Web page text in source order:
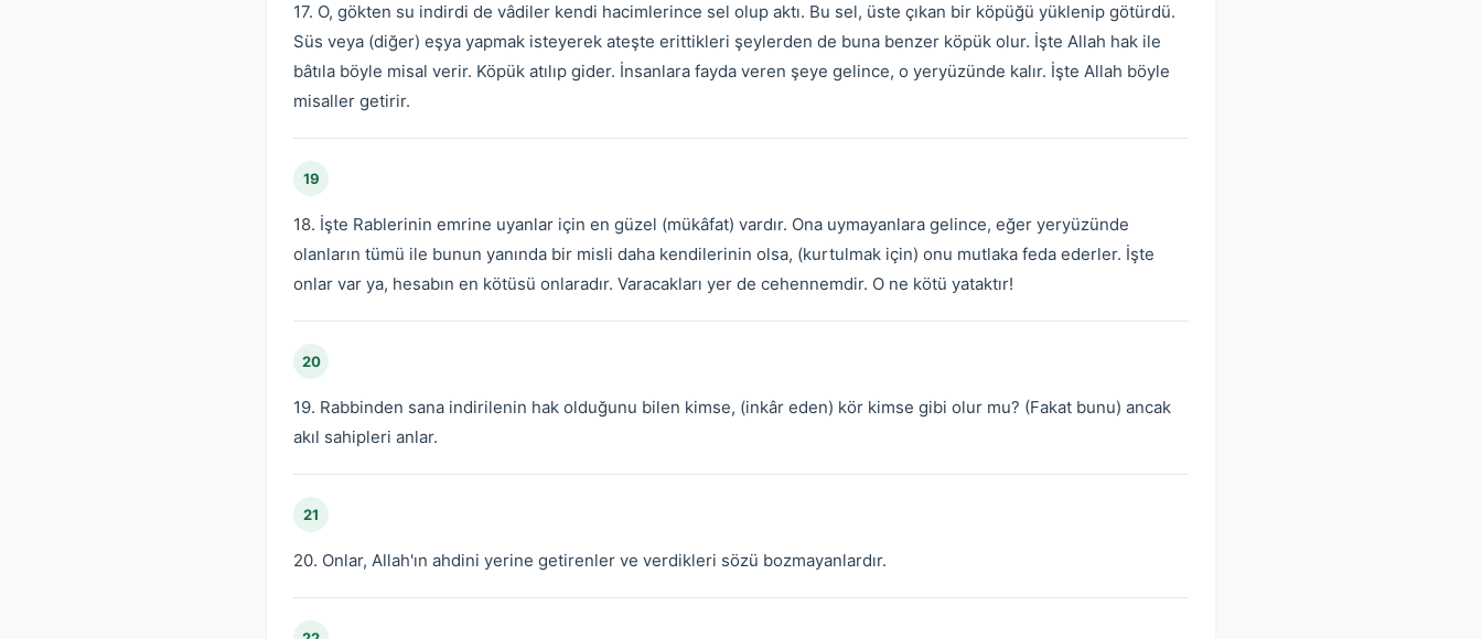
17. O, gökten su indirdi de vâdiler kendi hacimlerince sel olup aktı. Bu sel, üste çıkan bir köpüğü yüklenip götürdü.
Süs veya (diğer) eşya yapmak isteyerek ateşte erittikleri şeylerden de buna benzer köpük olur. İşte Allah hak ile
bâtıla böyle misal verir. Köpük atılıp gider. İnsanlara fayda veren şeye gelince, o yeryüzünde kalır. İşte Allah böyle
misaller getirir.
19
18. İşte Rablerinin emrine uyanlar için en güzel (mükâfat) vardır. Ona uymayanlara gelince, eğer yeryüzünde
olanların tümü ile bunun yanında bir misli daha kendilerinin olsa, (kurtulmak için) onu mutlaka feda ederler. İşte
onlar var ya, hesabın en kötüsü onlaradır. Varacakları yer de cehennemdir. O ne kötü yataktır!
20
19. Rabbinden sana indirilenin hak olduğunu bilen kimse, (inkâr eden) kör kimse gibi olur mu? (Fakat bunu) ancak
akıl sahipleri anlar.
21
20. Onlar, Allah'ın ahdini yerine getirenler ve verdikleri sözü bozmayanlardır.